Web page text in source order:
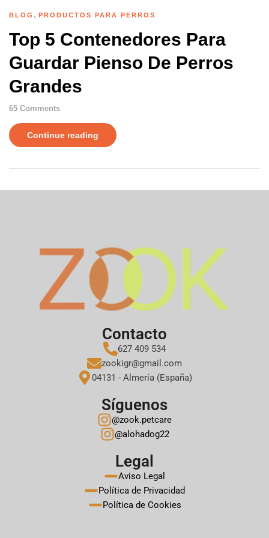
BLOG , PRODUCTOS PARA PERROS
Top 5 Contenedores Para
Guardar Pienso De Perros
Grandes
65 Comments
Continue reading
Contacto
627 409 534
zookigr@gmail.com
04131 - Almería (España)
Síguenos
@zook.petcare
@alohadog22
Legal
Aviso Legal
Política de Privacidad
Política de Cookies